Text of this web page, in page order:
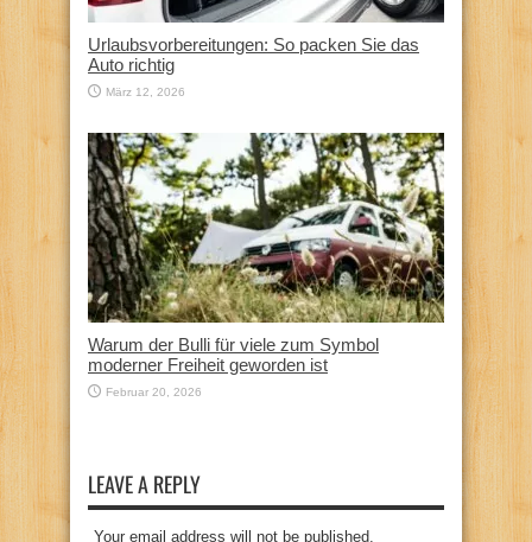
Urlaubsvorbereitungen: So packen Sie das
Auto richtig
März 12, 2026
Warum der Bulli für viele zum Symbol
moderner Freiheit geworden ist
Februar 20, 2026
LEAVE A REPLY
Your email address will not be published.